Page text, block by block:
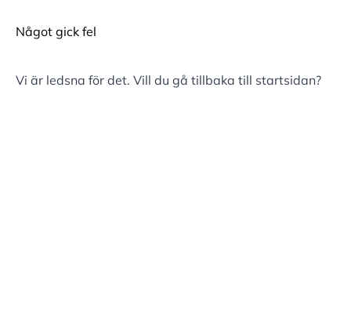
Något gick fel
Vi är ledsna för det. Vill du gå tillbaka till startsidan?